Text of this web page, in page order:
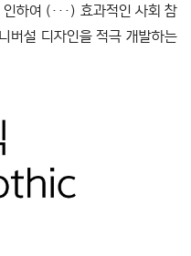
하여 (···) 효과적인 사회 참
버설 디자인을 적극 개발하는